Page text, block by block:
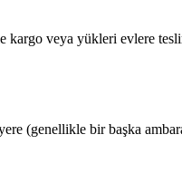
kargo veya yükleri evlere
(genellikle bir başka